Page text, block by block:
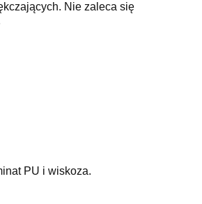
Nie zaleca się
PU i wiskoza.